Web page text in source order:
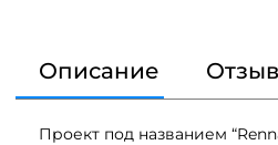
Описание
Проект под названием